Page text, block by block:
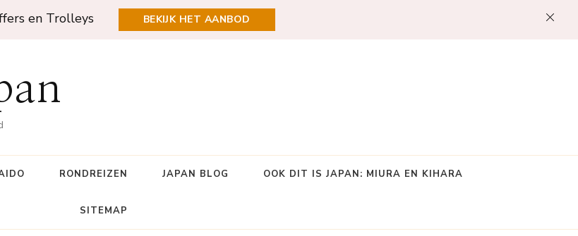
en Trolleys BEKIJK HET AANBOD
RONDREIZEN JAPAN BLOG OOK DIT IS JAPAN: MIURA EN KIHARA
SITEMAP